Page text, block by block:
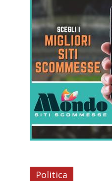
Politica